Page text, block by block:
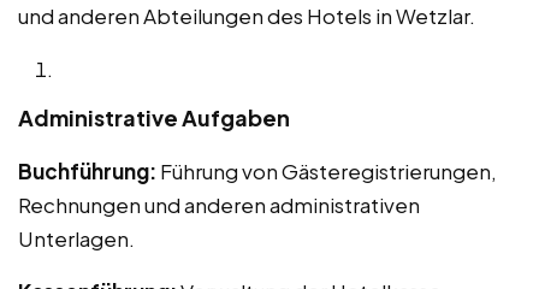
und anderen Abteilungen des Hotels in Wetzlar.
Administrative Aufgaben
Buchführung: Führung von Gästeregistrierungen,
Rechnungen und anderen administrativen
Unterlagen.